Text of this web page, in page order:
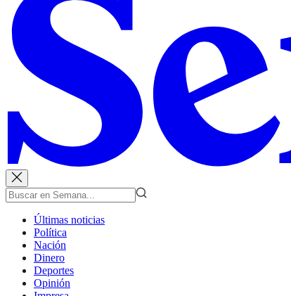
Últimas noticias
Política
Nación
Dinero
Deportes
Opinión